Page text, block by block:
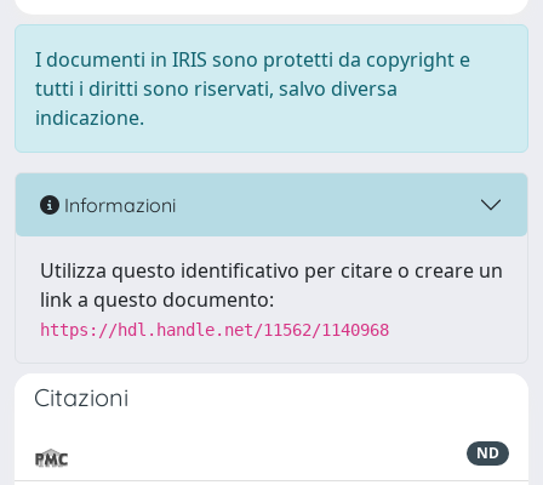
I documenti in IRIS sono protetti da copyright e
tutti i diritti sono riservati, salvo diversa
indicazione.
Informazioni
Utilizza questo identificativo per citare o creare un
link a questo documento:
https://hdl.handle.net/11562/1140968
Citazioni
ND